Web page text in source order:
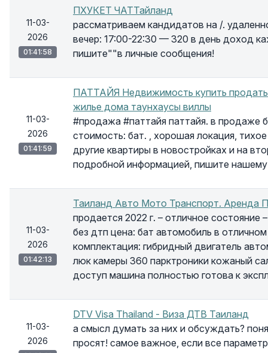
11-03-
2026
01:41:58
ПХУКЕТ ЧАТТайланд
рассматриваем кандидатов на /.
вечер: 17:00-22:30 — 320 в день доход
пишите""в личные сообщения!
11-03-
2026
01:41:59
ПАТТАЙЯ Недвижимость купить
жилье дома таунхаусы виллы
#продажа #паттайя паттайя. в продаже
стоимость: бат. , хорошая локация,
другие квартиры в новостройках и на
подробной информацией, пишите
11-03-
2026
01:42:13
Таиланд Авто Мото Транспорт. Аренда
продается 2022 г. – отличное состояние
без дтп цена: бат автомобиль в
комплектация: гибридный двигатель
люк камеры 360 парктроники кожаный
доступ машина полностью готова к
11-03-
2026
DTV Visa Thailand - Виза ДТВ Таиланд
а смысл думать за них и обсуждать?
просят! самое важное, если все